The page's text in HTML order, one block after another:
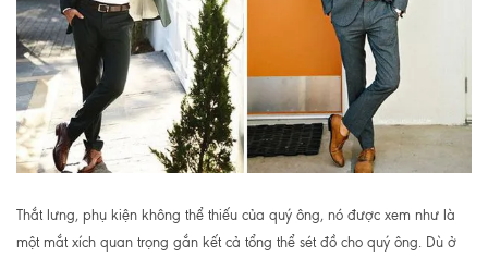
Thắt lưng, phụ kiện không thể thiếu của quý ông, nó được xem như là
một mắt xích quan trọng gắn kết cả tổng thể sét đồ cho quý ông. Dù ở